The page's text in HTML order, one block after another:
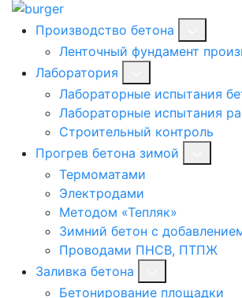
Производство бетона
Ленточный фундамент
Лаборатория
Лабораторные испытания
Лабораторные испытания
Строительный контроль
Прогрев бетона зимой
Термоматами
Электродами
Методом «Тепляк»
Зимний бетон с
Проводами ПНСВ, ПТПЖ
Заливка бетона
Бетонирование площадки